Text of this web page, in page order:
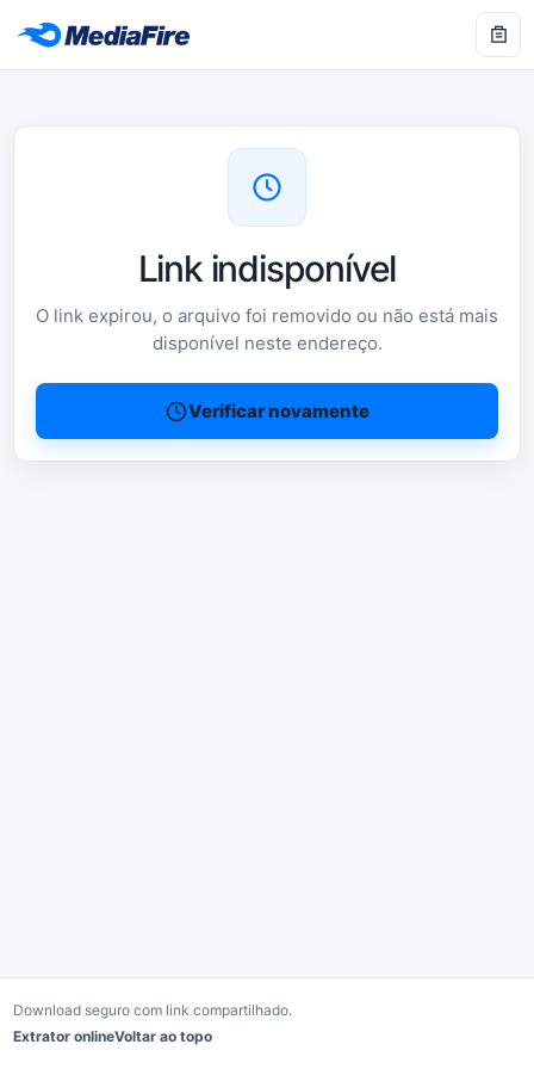
Link indisponível
O link expirou, o arquivo foi removido ou não está mais
disponível neste endereço.
Verificar novamente
Download seguro com link compartilhado.
Extrator onlineVoltar ao topo